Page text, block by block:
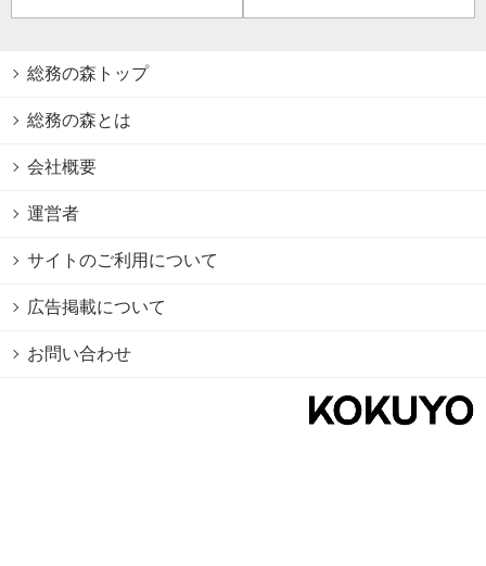
総務の森トップ
総務の森とは
会社概要
運営者
サイトのご利用について
広告掲載について
お問い合わせ